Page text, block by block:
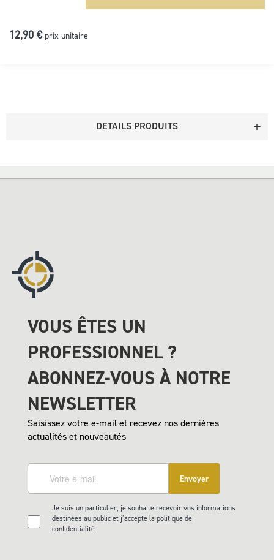
12,90 € prix unitaire
DETAILS PRODUITS
VOUS ÊTES UN
PROFESSIONNEL ?
ABONNEZ-VOUS À NOTRE
NEWSLETTER
Saisissez votre e-mail et recevez nos dernières
actualités et nouveautés
Envoyer
Je suis un particulier, je souhaite recevoir vos informations
destinées au public et j’accepte la politique de
confidentialité